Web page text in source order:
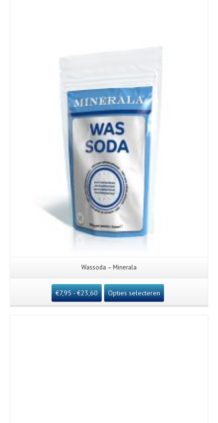
Wassoda – Minerala
€7,95- €23,60 Opties selecteren